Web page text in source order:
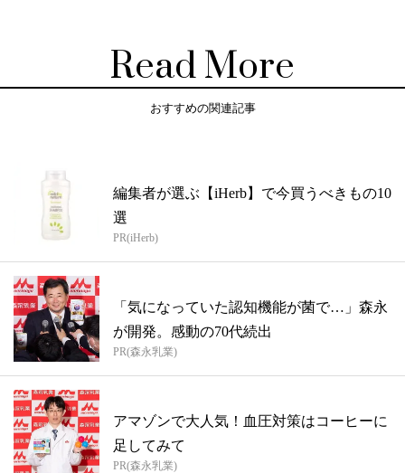
Read More
おすすめの関連記事
編集者が選ぶ【iHerb】で今買うべきもの10
選
PR(iHerb)
「気になっていた認知機能が菌で…」森永
が開発。感動の70代続出
PR(森永乳業)
アマゾンで大人気！血圧対策はコーヒーに
足してみて
PR(森永乳業)